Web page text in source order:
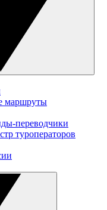
маршруты
переводчики
туроператоров